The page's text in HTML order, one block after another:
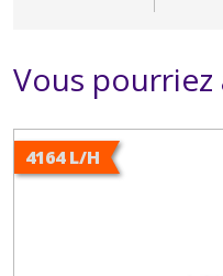
Vous
4164 L/H